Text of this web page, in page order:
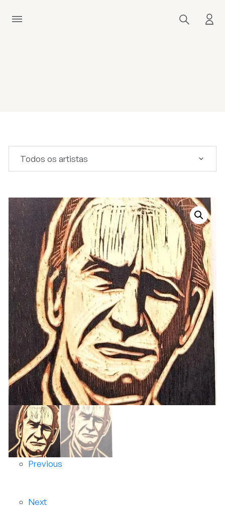
Todos os artistas
Previous
Next